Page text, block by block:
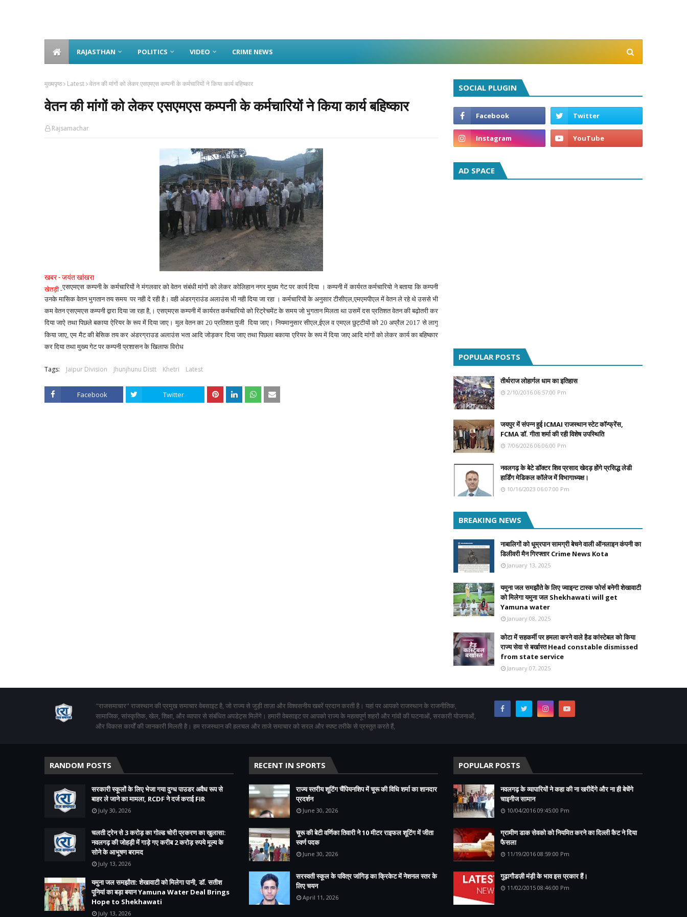
RAJASTHAN POLITICS VIDEO CRIME NEWS
मुख्यपृष्ठ Latest वेतन की मांगों को लेकर एसएमएस कम्पनी के कर्मचारियों ने किया कार्य बहिष्कार
वेतन की मांगों को लेकर एसएमएस कम्पनी के कर्मचारियों ने किया कार्य बहिष्कार
Rajsamachar
खबर - जयंत खांखरा
खेतड़ी-एसएमएस कम्पनी के कर्मचारियों ने मंगलवार को वेतन संबंधी मांगों को लेकर कोलिहान नगर मुख्य गेट पर कार्य दिया । कम्पनी में कार्यरत कर्मचारियो ने बताया कि कम्पनी
उनके मासिक वेतन भुगतान तय समय पर नही दे रही है। वही अंडरग्राउंड अलाउंस भी नही दिया जा रहा । कर्मचारियों के अनुसार टीसीएल,एमएमपीएल में वेतन ले रहे थे उससे भी
कम वेतन एसएमएस कम्पनी द्वारा दिया जा रहा है,। एसएमएस कम्पनी में कार्यरत कर्मचारियो को रिट्रेचमेंट के समय जो भुगतान मिलता था उसमें दस प्रतिशत वेतन की बढ़ोतरी कर
दिया जाऐ तथा पिछले बकाया ऐरियर के रूप में दिया जाए। मुल वेतन का 20 प्रतिशत युजी दिया जाए। नियमानुसार सीएल,ईएल व एमएल छुट्टीयों को 20 अप्रैल 2017 से लागु
किया जाए, एम मैट की बेसिक तय कर अंडरग्राउड अलाउंस भता आदि जोड़कर दिया जाए तथा पिछला बकाया एरियर के रूप में दिया जाए आदि मांगों को लेकर कार्य का बहिष्कार
कर दिया तथा मुख्य गेट पर कम्पनी प्रशासन के खिलाफ विरोध
Tags: Jaipur Division Jhunjhunu Distt Khetri Latest
Facebook Twitter
SOCIAL PLUGIN
AD SPACE
POPULAR POSTS
तीर्थराज लोहार्गल धाम का इतिहास
2/10/2016 06:57:00 Pm
जयपुर में संपन्न हुई ICMAI राजस्थान स्टेट कॉन्फ्रेंस,
FCMA डॉ. गीता शर्मा की रही विशेष उपस्थिति
7/06/2026 06:06:00 Pm
नवलगढ़ के बेटे डॉक्टर शिव प्रसाद खेदड़ होंगे प्रसिद्ध लेडी
हार्डिंग मेडिकल कॉलेज में विभागाध्यक्ष।
10/16/2023 06:07:00 Pm
BREAKING NEWS
नाबालिगों को धूम्रपान सामग्री बेचने वाली ऑनलाइन कंपनी का
डिलीवरी मैन गिरफ्तार Crime News Kota
January 13, 2025
यमुना जल समझौते के लिए ज्वाइन्ट टास्क फोर्स बनेगी शेखावाटी
को मिलेगा यमुना जल Shekhawati will get
Yamuna water
January 08, 2025
कोटा में सहकर्मी पर हमला करने वाले हैड कांस्टेबल को किया
राज्य सेवा से बर्खास्त Head constable dismissed
from state service
January 07, 2025
"राजसमाचार" राजस्थान की प्रमुख समाचार वेबसाइट है, जो राज्य से जुड़ी ताज़ा और विश्वसनीय खबरें प्रदान करती है। यहां पर आपको राजस्थान के राजनीतिक,
सामाजिक, सांस्कृतिक, खेल, शिक्षा, और व्यापार से संबंधित अपडेट्स मिलेंगे। हमारी वेबसाइट पर आपको राज्य के महत्वपूर्ण शहरों और गांवों की घटनाओं, सरकारी योजनाओं,
और विकास कार्यों की जानकारी मिलती है। हम राजस्थान की हलचल और ताजे समाचार को सरल और स्पष्ट तरीके से प्रस्तुत करते हैं,
RANDOM POSTS
सरकारी स्कूलों के लिए भेजा गया दुग्ध पाउडर अवैध रूप से
बाहर ले जाने का मामला, RCDF ने दर्ज कराई FIR
July 30, 2026
चलती ट्रेन से 3 करोड़ का गोल्ड चोरी प्रकरण का खुलासा:
नवलगढ़ की जोहड़ी में गाड़े गए करीब 2 करोड़ रुपये मूल्य के
सोने के आभूषण बरामद
July 13, 2026
यमुना जल समझौता: शेखावाटी को मिलेगा पानी, डॉ. सतीश
पूनियां का बड़ा बयान Yamuna Water Deal Brings
Hope to Shekhawati
July 13, 2026
RECENT IN SPORTS
राज्य स्तरीय शूटिंग चैंपियनशिप में चूरू की विधि शर्मा का शानदार
प्रदर्शन
June 30, 2026
चूरू की बेटी वर्णिका तिवारी ने 10 मीटर राइफल शूटिंग में जीता
स्वर्ण पदक
June 30, 2026
सरस्वती स्कूल के पवित्र जांगिड़ का क्रिकेट में नेशनल स्तर के
लिए चयन
April 11, 2026
POPULAR POSTS
नवलगढ़ के व्यापारियों ने कहा की ना खरीदेंगे और ना ही बेचेंगे
चाइनीज सामान
10/04/2016 09:45:00 Pm
ग्रामीण डाक सेवको को नियमित करने का दिल्ली कैट ने दिया
फैसला
11/19/2016 08:59:00 Pm
गुढ़ागौडज़ी मंड़ी के भाव इस प्रकार हैं।
11/02/2015 08:46:00 Pm